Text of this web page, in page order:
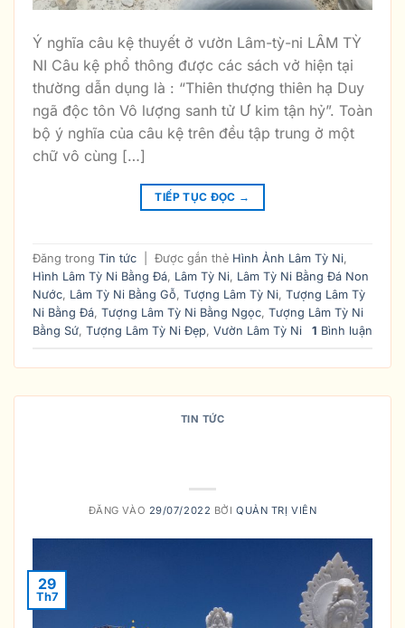
Ý nghĩa câu kệ thuyết ở vườn Lâm-tỳ-ni LÂM TỲ
NI Câu kệ phổ thông được các sách vở hiện tại
thường dẫn dụng là : “Thiên thượng thiên hạ Duy
ngã độc tôn Vô lượng sanh tử Ư kim tận hỷ”. Toàn
bộ ý nghĩa của câu kệ trên đều tập trung ở một
chữ vô cùng […]
TIẾP TỤC ĐỌC →
Đăng trong Tin tức Được gắn thẻ Hình Ảnh Lâm Tỳ Ni,
Hình Lâm Tỳ Ni Bằng Đá, Lâm Tỳ Ni, Lâm Tỳ Ni Bằng Đá Non
Nước, Lâm Tỳ Ni Bằng Gỗ, Tượng Lâm Tỳ Ni, Tượng Lâm Tỳ
Ni Bằng Đá, Tượng Lâm Tỳ Ni Bằng Ngọc, Tượng Lâm Tỳ Ni
Bằng Sứ, Tượng Lâm Tỳ Ni Đẹp, Vườn Lâm Tỳ Ni 1 Bình luận
TIN TỨC
ĐĂNG VÀO 29/07/2022 BỞIQUẢN TRỊ VIÊN
29
Th7